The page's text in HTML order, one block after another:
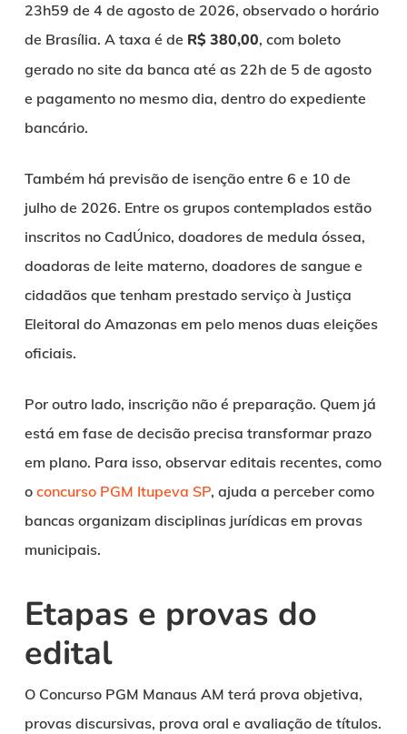
23h59 de 4 de agosto de 2026, observado o horário
de Brasília. A taxa é de R$ 380,00, com boleto
gerado no site da banca até as 22h de 5 de agosto
e pagamento no mesmo dia, dentro do expediente
bancário.
Também há previsão de isenção entre 6 e 10 de
julho de 2026. Entre os grupos contemplados estão
inscritos no CadÚnico, doadores de medula óssea,
doadoras de leite materno, doadores de sangue e
cidadãos que tenham prestado serviço à Justiça
Eleitoral do Amazonas em pelo menos duas eleições
oficiais.
Por outro lado, inscrição não é preparação. Quem já
está em fase de decisão precisa transformar prazo
em plano. Para isso, observar editais recentes, como
o concurso PGM Itupeva SP, ajuda a perceber como
bancas organizam disciplinas jurídicas em provas
municipais.
Etapas e provas do
edital
O Concurso PGM Manaus AM terá prova objetiva,
provas discursivas, prova oral e avaliação de títulos.